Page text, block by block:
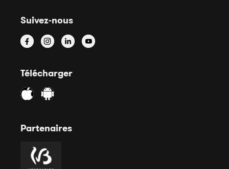
Suivez-nous
Télécharger
Partenaires